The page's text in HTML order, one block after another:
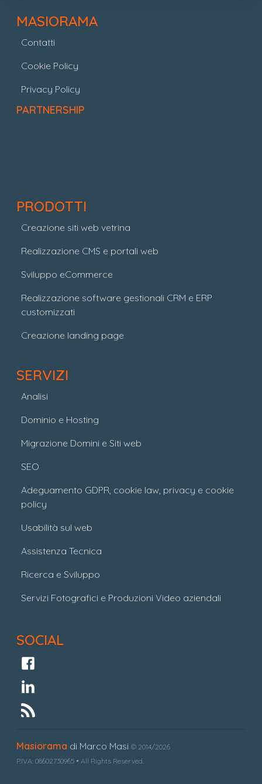
MASIORAMA
Contatti
Cookie Policy
Privacy Policy
PARTNERSHIP
PRODOTTI
Creazione siti web vetrina
Realizzazione CMS e portali web
Sviluppo eCommerce
Realizzazione software gestionali CRM e ERP
customizzati
Creazione landing page
SERVIZI
Analisi
Dominio e Hosting
Migrazione Domini e Siti web
SEO
Adeguamento GDPR, cookie law, privacy e cookie
policy
Usabilità sul web
Assistenza Tecnica
Ricerca e Sviluppo
Servizi Fotografici e Produzioni Video aziendali
SOCIAL
Masiorama di Marco Masi © 2014/2026
P.IVA: 08602730965 • All Rights Reserved.